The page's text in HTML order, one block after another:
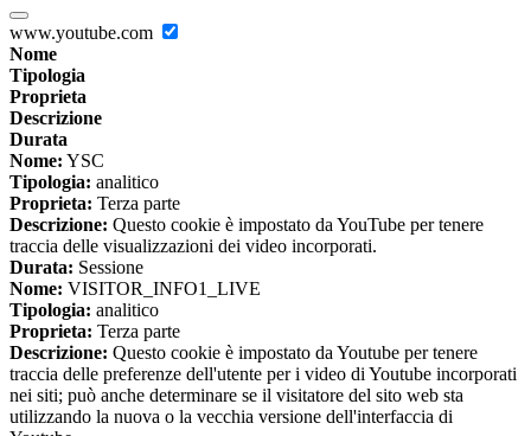
www.youtube.com
Nome
Tipologia
Proprieta
Descrizione
Durata
Nome: YSC
Tipologia: analitico
Proprieta: Terza parte
Descrizione: Questo cookie è impostato da YouTube per tenere
traccia delle visualizzazioni dei video incorporati.
Durata: Sessione
Nome: VISITOR_INFO1_LIVE
Tipologia: analitico
Proprieta: Terza parte
Descrizione: Questo cookie è impostato da Youtube per tenere
traccia delle preferenze dell'utente per i video di Youtube incorporati
nei siti; può anche determinare se il visitatore del sito web sta
utilizzando la nuova o la vecchia versione dell'interfaccia di